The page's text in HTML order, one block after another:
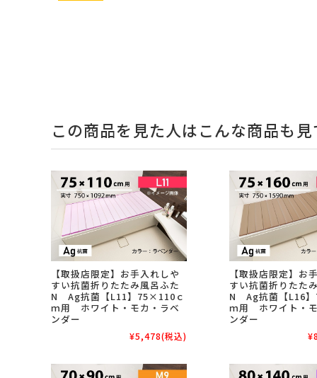
この商品を見た人はこんな商品も見
【取扱店限定】お手入れしや
すい抗菌折りたたみ風呂ふた
N Ag抗菌【L11】75×110ｃ
ｍ用 ホワイト・モカ・ラベ
ンダー
¥5,478(税込)
【取扱店限定】お
すい抗菌折りたた
N Ag抗菌【L16
ｍ用 ホワイト・
ンダー